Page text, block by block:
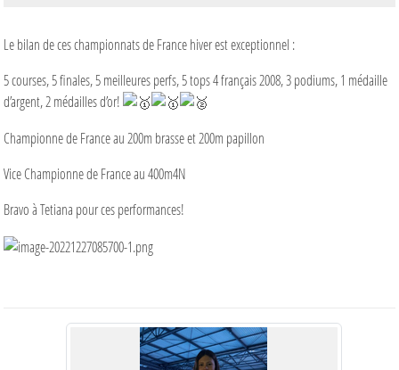
Le bilan de ces championnats de France hiver est exceptionnel :
5 courses, 5 finales, 5 meilleures perfs, 5 tops 4 français 2008, 3 podiums, 1 médaille
d’argent, 2 médailles d’or!
Championne de France au 200m brasse et 200m papillon
Vice Championne de France au 400m4N
Bravo à Tetiana pour ces performances!